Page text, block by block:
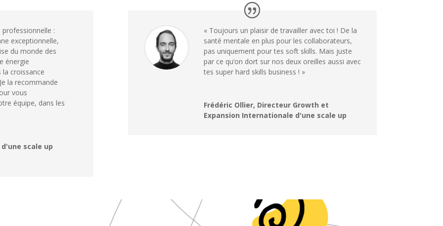
professionnelle :
exceptionnelle,
du monde des
énergie
croissance
la recommande
vous
équipe, dans les
d'une scale up
« Toujours un plaisir de travailler avec toi ! De la
santé mentale en plus pour les collaborateurs,
pas uniquement pour tes soft skills. Mais juste
par ce qu’on dort sur nos deux oreilles aussi avec
tes super hard skills business ! »
Frédéric Ollier, Directeur Growth et
Expansion Internationale d'une scale up